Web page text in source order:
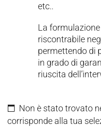
etc..
La
riscontrabile
permettendo di
in grado di
riuscita
Non è stato trovato
corrisponde alla tua